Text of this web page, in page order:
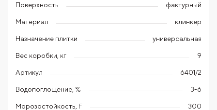
Поверхность фактурный
Материал клинкер
Назначение плитки универсальная
Вес коробки, кг 9
Артикул 6401/2
Водопоглощение, % 3-6
Морозостойкость, F 300